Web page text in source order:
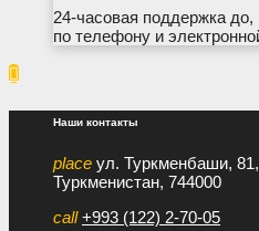
24-часовая поддержка
по телефону и

Наши контакты
place ул. Туркменбаши,
Туркменистан, 744000
call +993 (122) 2-70-05